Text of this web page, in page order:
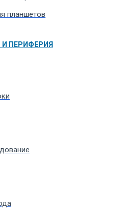
и кемпинг
планшетов
ПЕРИФЕРИЯ